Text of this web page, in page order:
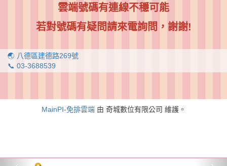
雲端號碼有連線不穩可能
若對號碼有疑問請來電詢問，謝謝!
🌏 八德區建德路269號
📞 03-3688539
MainPI-免排雲端由 奇城數位有限公司 維護。